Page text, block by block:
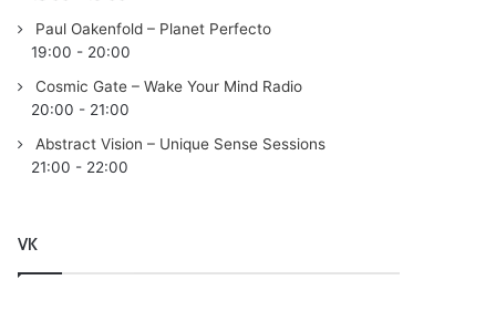
Paul Oakenfold – Planet Perfecto
19:00 - 20:00
Cosmic Gate – Wake Your Mind Radio
20:00 - 21:00
Abstract Vision – Unique Sense Sessions
21:00 - 22:00
VK